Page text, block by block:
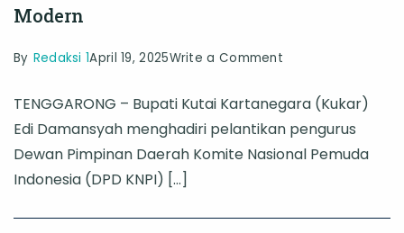
Modern
By Redaksi 1April 19, 2025Write a Comment
Kukar
Hadiri
Pelantikan
KNPI,
TENGGARONG – Bupati Kutai Kartanegara (Kukar)
Edi Damansyah menghadiri pelantikan pengurus
Dewan Pimpinan Daerah Komite Nasional Pemuda
Indonesia (DPD KNPI) […]